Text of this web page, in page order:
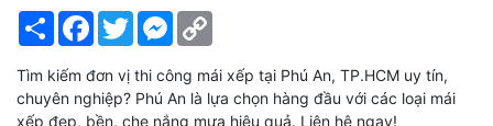
Share Facebook
TwitterMessenger
Tìm kiếm đơn vị thi công mái xếp tại Phú An, TP.HCM uy tín,
chuyên nghiệp? Phú An là lựa chọn hàng đầu với các loại mái
xếp đẹp, bền, che nắng mưa hiệu quả. Liên hệ ngay!